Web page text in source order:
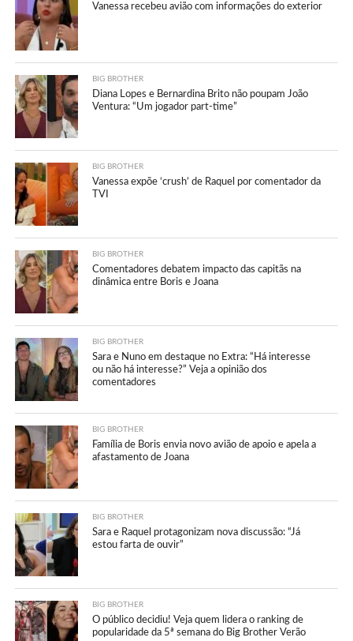
Vanessa recebeu avião com informações do exterior
BIG BROTHER
Diana Lopes e Bernardina Brito não poupam João
Ventura: “Um jogador part-time”
BIG BROTHER
Vanessa expõe ‘crush’ de Raquel por comentador da
TVI
BIG BROTHER
Comentadores debatem impacto das capitãs na
dinâmica entre Boris e Joana
BIG BROTHER
Sara e Nuno em destaque no Extra: “Há interesse
ou não há interesse?” Veja a opinião dos
comentadores
BIG BROTHER
Família de Boris envia novo avião de apoio e apela a
afastamento de Joana
BIG BROTHER
Sara e Raquel protagonizam nova discussão: “Já
estou farta de ouvir”
BIG BROTHER
O público decidiu! Veja quem lidera o ranking de
popularidade da 5ª semana do Big Brother Verão